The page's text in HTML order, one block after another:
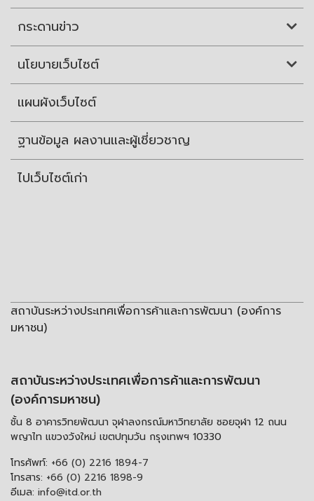
กระดานข่าว
นโยบายเว็บไซต์
แผนผังเว็บไซต์
ฐานข้อมูล ผลงานและผู้เชี่ยวชาญ
ไปเว็บไซต์เก่า
สถาบันระหว่างประเทศเพื่อการค้าและการพัฒนา (องค์การ
มหาชน)
สถาบันระหว่างประเทศเพื่อการค้าและการพัฒนา
(องค์การมหาชน)
ชั้น 8 อาคารวิทยพัฒนา จุฬาลงกรณ์มหาวิทยาลัย ซอยจุฬา 12 ถนน
พญาไท แขวงวังใหม่ เขตปทุมวัน กรุงเทพฯ 10330
โทรศัพท์: +66 (0) 2216 1894-7
โทรสาร: +66 (0) 2216 1898-9
อีเมล: info@itd.or.th